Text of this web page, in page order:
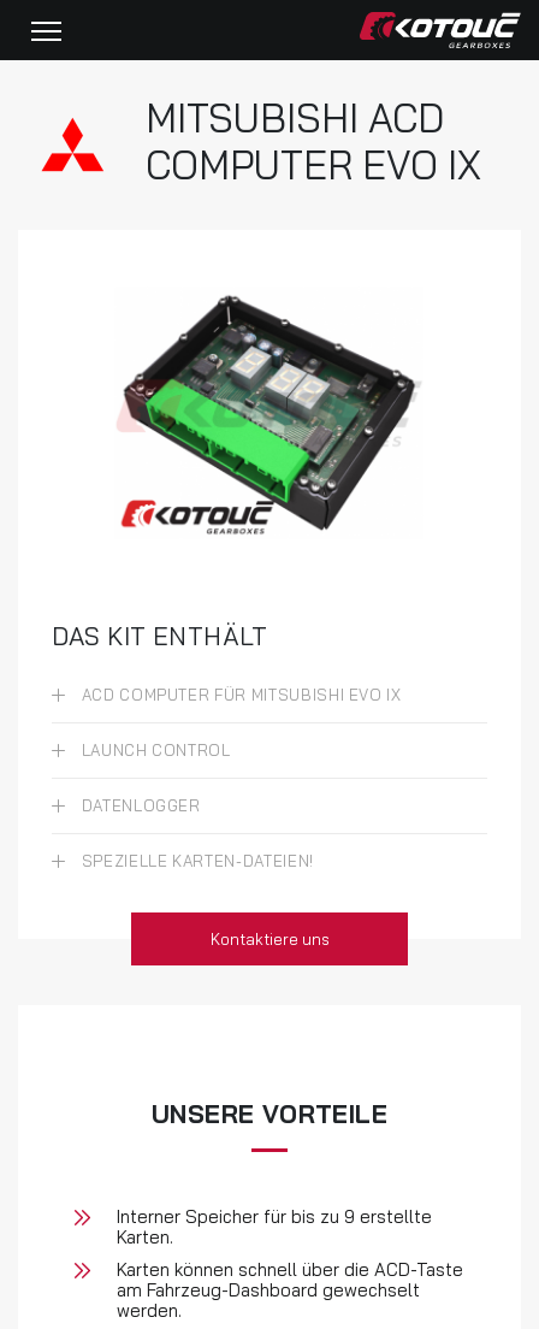
MITSUBISHI ACD
COMPUTER EVO IX
DAS KIT ENTHÄLT
ACD COMPUTER FÜR MITSUBISHI EVO IX
LAUNCH CONTROL
DATENLOGGER
SPEZIELLE KARTEN-DATEIEN!
Kontaktiere uns
UNSERE VORTEILE
Interner Speicher für bis zu 9 erstellte
Karten.
Karten können schnell über die ACD-Taste
am Fahrzeug-Dashboard gewechselt
werden.